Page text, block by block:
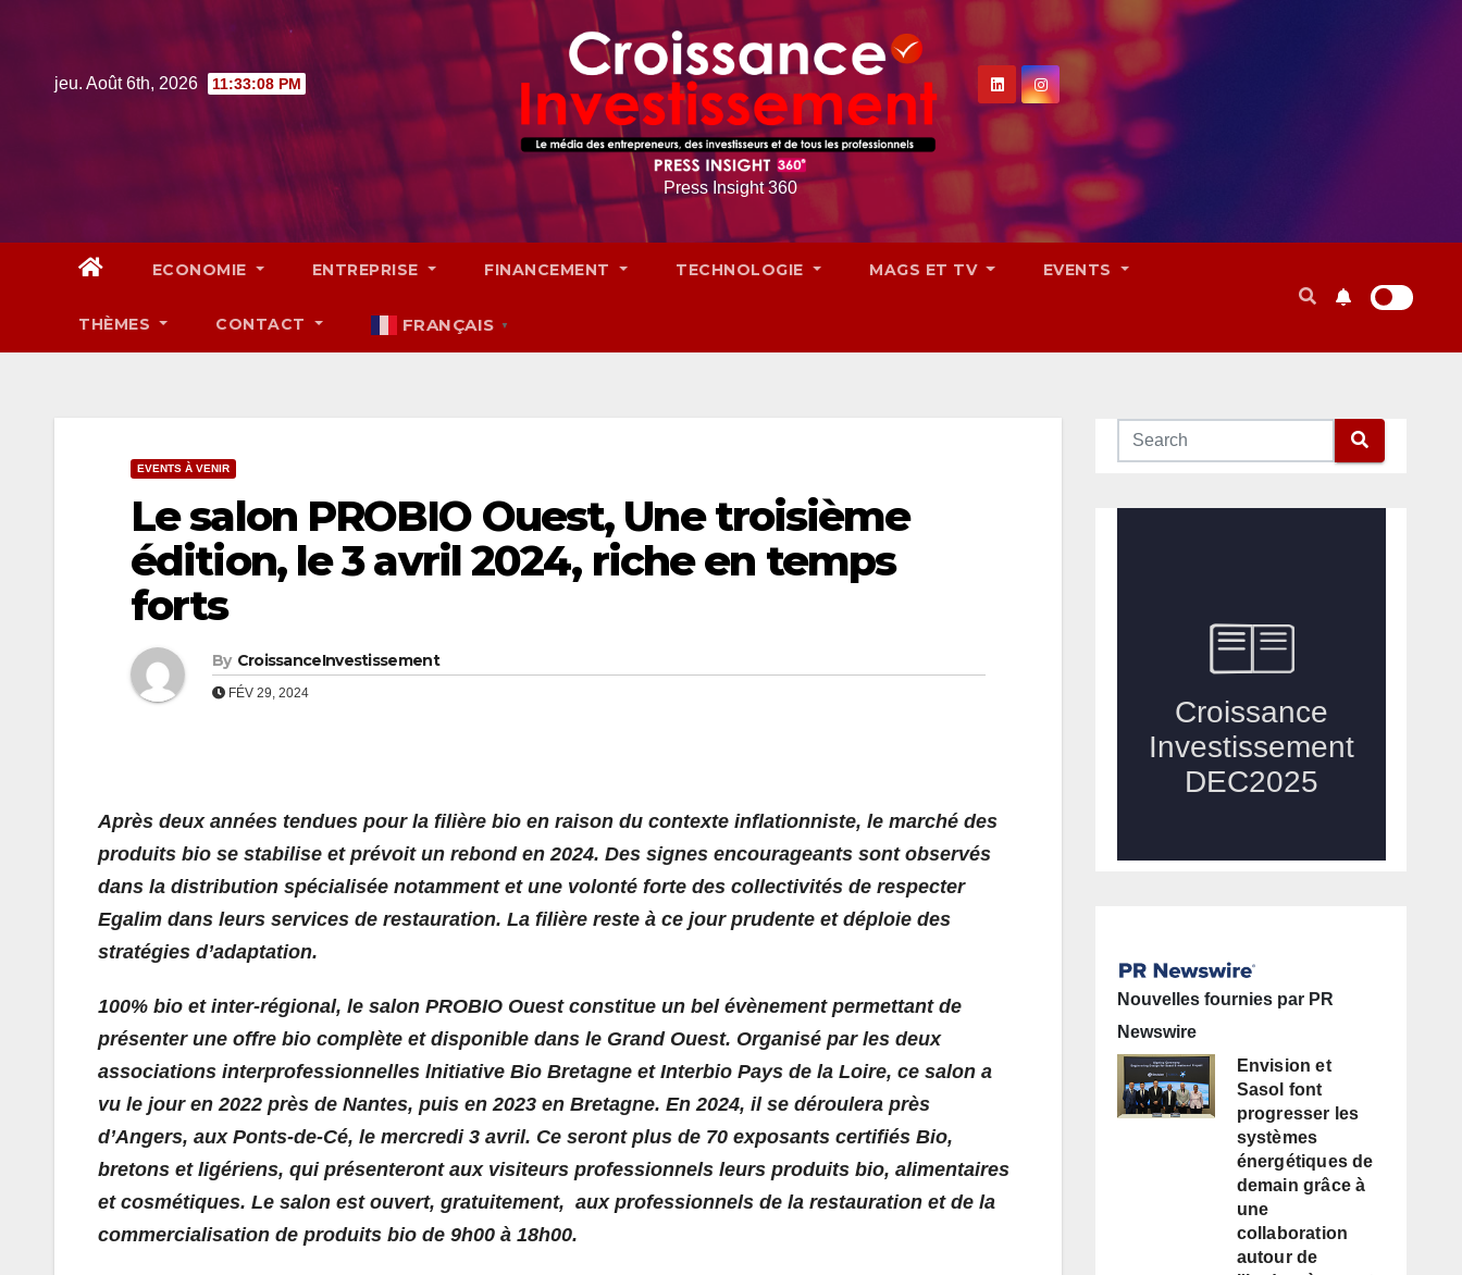
jeu. Août 6th, 2026 11:33:09 PM
Press Insight 360
ECONOMIE ENTREPRISE FINANCEMENT TECHNOLOGIE MAGS ET TV EVENTS
THÈMES CONTACT FRANÇAIS ▼
EVENTS À VENIR
Le salon PROBIO Ouest, Une troisième
édition, le 3 avril 2024, riche en temps
forts
By CroissanceInvestissement
FÉV 29, 2024
Après deux années tendues pour la filière bio en raison du contexte inflationniste, le marché des
produits bio se stabilise et prévoit un rebond en 2024. Des signes encourageants sont observés
dans la distribution spécialisée notamment et une volonté forte des collectivités de respecter
Egalim dans leurs services de restauration. La filière reste à ce jour prudente et déploie des
stratégies d’adaptation.
100% bio et inter-régional, le salon PROBIO Ouest constitue un bel évènement permettant de
présenter une offre bio complète et disponible dans le Grand Ouest. Organisé par les deux
associations interprofessionnelles lnitiative Bio Bretagne et Interbio Pays de la Loire, ce salon a
vu le jour en 2022 près de Nantes, puis en 2023 en Bretagne. En 2024, il se déroulera près
d’Angers, aux Ponts-de-Cé, le mercredi 3 avril. Ce seront plus de 70 exposants certifiés Bio,
bretons et ligériens, qui présenteront aux visiteurs professionnels leurs produits bio, alimentaires
et cosmétiques. Le salon est ouvert, gratuitement, aux professionnels de la restauration et de la
commercialisation de produits bio de 9h00 à 18h00.
Nouvelles fournies par PR
Newswire
Envision et
Sasol font
progresser les
systèmes
énergétiques de
demain grâce à
une
collaboration
autour de